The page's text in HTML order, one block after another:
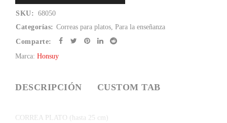
SKU: 68050
Categorías: Correas para platos, Para la enseñanza
Comparte:
Marca: Honsuy
DESCRIPCIÓN CUSTOM TAB
CORREA PLATO (hasta 25 cm)